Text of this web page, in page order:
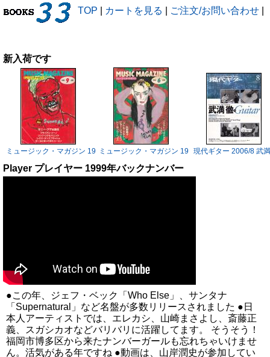
TOP カートを見る ご注文/お問い合わせ
新入荷です
ミュージック・マガジン 1983/9 サニー・アデミュージック・マガジン 1983/6 ボーイ・ジョージ
現代ギター 2006/8 武
Player プレイヤー 1999年バックナンバー
●この年、ジェフ・ベック「Who Else」、サンタナ
「Supernatural」など名盤が多数リリースされました ●日
本人アーティストでは、エレカシ、山崎まさよし、斎藤正
義、スガシカオなどバリバリに活躍してます。 そうそう！
福岡市博多区から来たナンバーガールも忘れちゃいけませ
ん。活気がある年ですね ●動画は、山岸潤史が参加してい